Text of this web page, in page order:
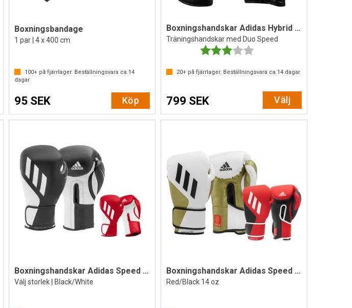
Boxningsbandage
1 par | 4 x 400 cm
100+ på fjärrlager. Beställningsvara ca. 14
dagar
95 SEK Köp
Boxningshandskar Adidas Hybrid 250
Träningshandskar med Duo Speed
Betyg:
20+ på fjärrlager. Beställningsvara ca. 14 dagar
799 SEK Välj
Boxningshandskar Adidas Speed Tilt 250
Välj storlek | Black/White
Boxningshandskar Adidas Speed Tilt 350V
Red/Black 14 oz